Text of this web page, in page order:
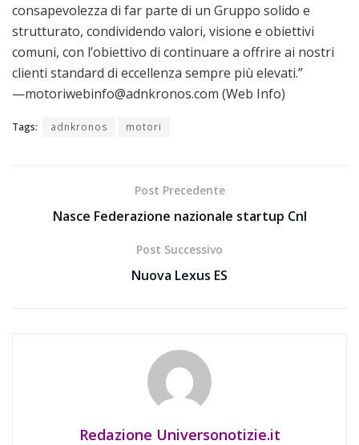
consapevolezza di far parte di un Gruppo solido e
strutturato, condividendo valori, visione e obiettivi
comuni, con l’obiettivo di continuare a offrire ai nostri
clienti standard di eccellenza sempre più elevati.”
—motoriwebinfo@adnkronos.com (Web Info)
Tags: adnkronos motori
Post Precedente
Nasce Federazione nazionale startup Cnl
Post Successivo
Nuova Lexus ES
Redazione Universonotizie.it